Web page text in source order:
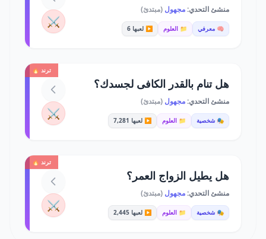
منشئ التحدي:مجهول (مبتدئ)
🧠 معرفي 📁 العلوم ▶️ لعبها 6 ⚔️
ترند 🔥
هل تنام بالقدر الكافى لجسدك؟
منشئ التحدي:مجهول (مبتدئ)
🎭 شخصية 📁 العلوم ▶️ لعبها 7,281 ⚔️
ترند 🔥
هل يطيل الزواج العمر؟
منشئ التحدي:مجهول (مبتدئ)
🎭 شخصية 📁 العلوم ▶️ لعبها 2,445 ⚔️